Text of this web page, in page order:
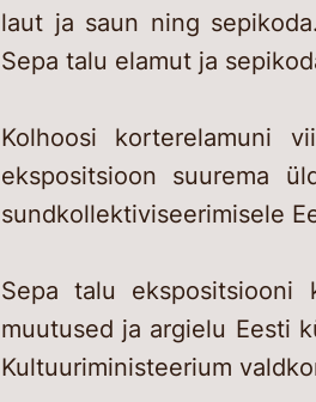
laut ja saun ning
Sepa talu elamut ja
Kolhoosi korterelamuni
ekspositsioon suurema
sundkollektiviseerimisele
Sepa talu ekspositsiooni
muutused ja argielu Eesti
Kultuuriministeerium